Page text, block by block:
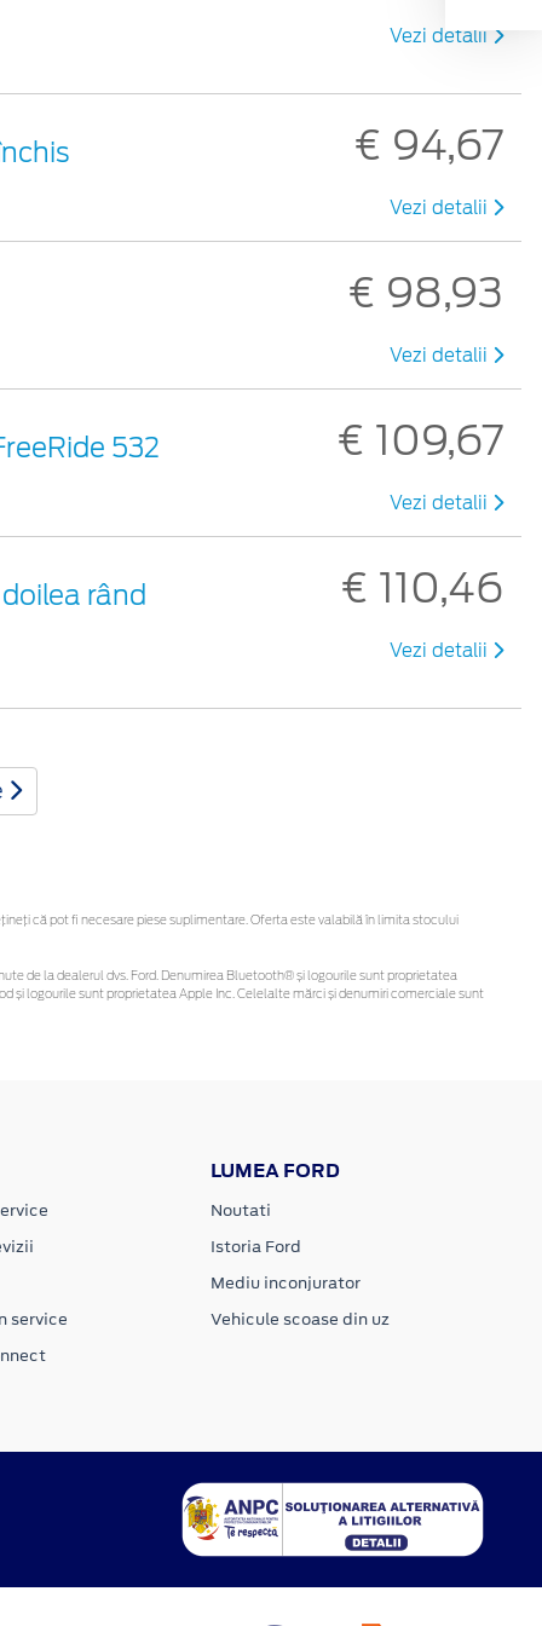
Vezi detalii
€ 94,67
Vezi detalii
€ 98,93
Vezi detalii
532 € 109,67
Vezi detalii
rând
€ 110,46
Vezi detalii
că pot fi necesare piese suplimentare. Oferta este valabilă în limita stocului
de la dealerul dvs. Ford. Denumirea Bluetooth® și logourile sunt proprietatea
și logourile sunt proprietatea Apple Inc. Celelalte mărci și denumiri comerciale sunt
service
LUMEA FORD
Noutati
Istoria Ford
Mediu inconjurator
Vehicule scoase din uz